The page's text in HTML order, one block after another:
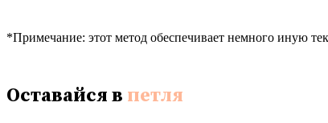
*Примечание: этот метод обеспечивает немного иную
Оставайся в петля